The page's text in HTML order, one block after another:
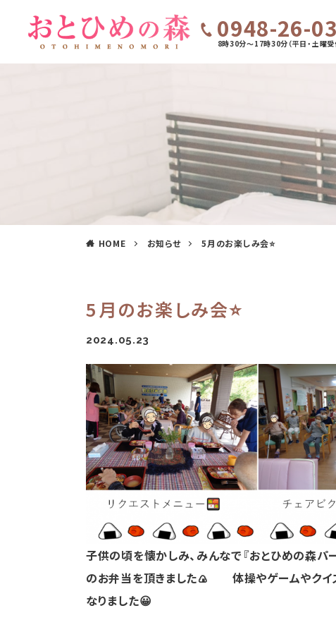
0948-26-
8時30分～17時30分（平日・土曜受
HOME お知らせ 5月のお楽しみ会⭐
5月のお楽しみ会⭐
2024.05.23
子供の頃を懐かしみ、みんなで『おとひめの森
のお弁当を頂きました🍙 体操やゲームやクイ
なりました😀